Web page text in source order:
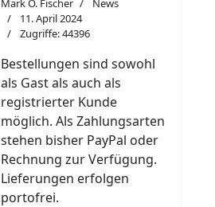
Mark O. Fischer
News
11. April 2024
Zugriffe: 44396
Bestellungen sind sowohl
als Gast als auch als
registrierter Kunde
möglich. Als Zahlungsarten
stehen bisher PayPal oder
Rechnung zur Verfügung.
Lieferungen erfolgen
portofrei.